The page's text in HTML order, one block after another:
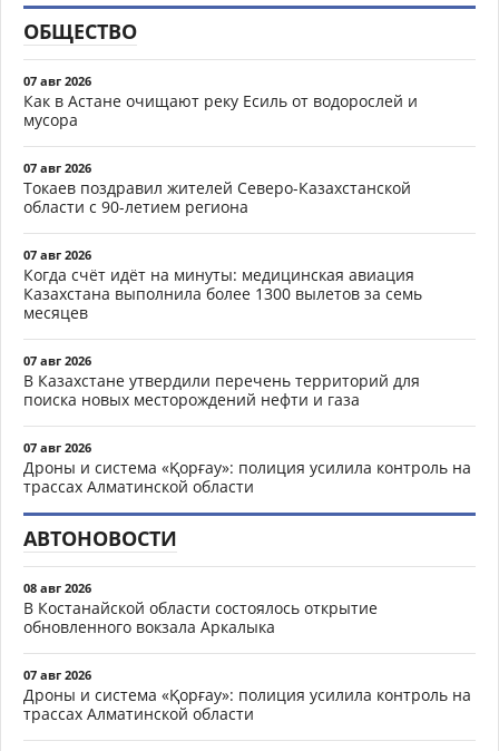
ОБЩЕСТВО
07 авг 2026
Как в Астане очищают реку Есиль от водорослей и
мусора
07 авг 2026
Токаев поздравил жителей Северо-Казахстанской
области с 90-летием региона
07 авг 2026
Когда счёт идёт на минуты: медицинская авиация
Казахстана выполнила более 1300 вылетов за семь
месяцев
07 авг 2026
В Казахстане утвердили перечень территорий для
поиска новых месторождений нефти и газа
07 авг 2026
Дроны и система «Қорғау»: полиция усилила контроль на
трассах Алматинской области
АВТОНОВОСТИ
08 авг 2026
В Костанайской области состоялось открытие
обновленного вокзала Аркалыка
07 авг 2026
Дроны и система «Қорғау»: полиция усилила контроль на
трассах Алматинской области